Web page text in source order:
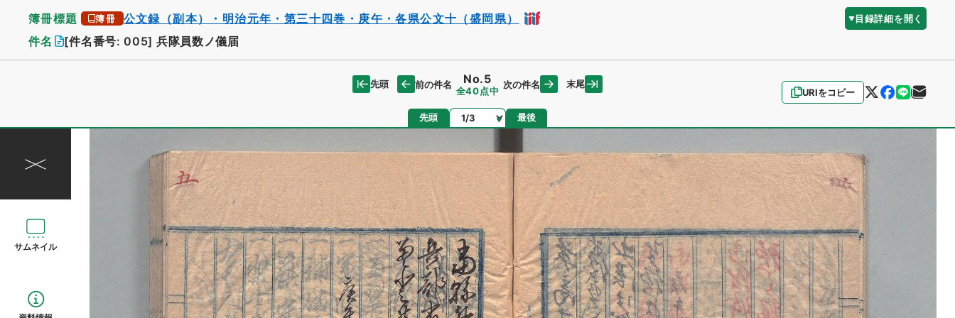
簿冊標題 簿冊 公文録（副本）・明治元年・第三十四巻・庚午・各県公文十（盛岡県） 目録詳細を開く
件名 [件名番号: 005] 兵隊員数ノ儀届
URIをコピー
先頭 前の件名 No.5
全40点中
次の件名 末尾
先頭 ページ 最後
サムネイル